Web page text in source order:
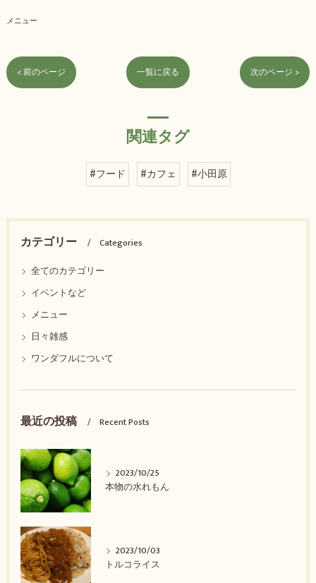
メニュー
< 前のページ 一覧に戻る 次のページ >
関連タグ
#フード #カフェ #小田原
カテゴリー
Categories
全てのカテゴリー
イベントなど
メニュー
日々雑感
ワンダフルについて
最近の投稿 Recent Posts
2023/10/25
本物の水れもん
2023/10/03
トルコライス